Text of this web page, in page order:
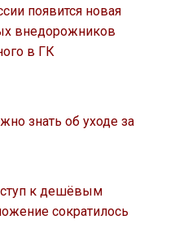
появится новая
внедорожников
в ГК
знать об уходе за
к дешёвым
сократилось